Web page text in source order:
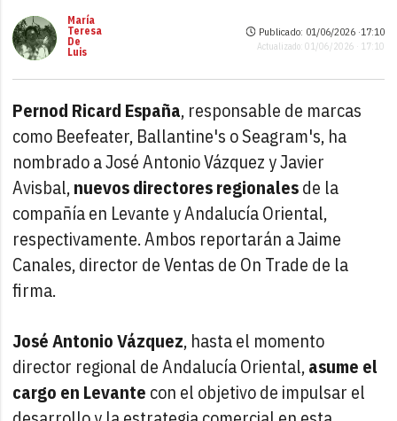
María
Teresa
De
Luis
Publicado: 01/06/2026 ·17:10
Actualizado: 01/06/2026 · 17:10
Pernod Ricard España, responsable de marcas
como Beefeater, Ballantine's o Seagram's, ha
nombrado a José Antonio Vázquez y Javier
Avisbal,nuevos directores regionalesde la
compañía en Levante y Andalucía Oriental,
respectivamente. Ambos reportarán a Jaime
Canales, director de Ventas de On Trade de la
firma.
José Antonio Vázquez, hasta el momento
director regional de Andalucía Oriental,asume el
cargo en Levante con el objetivo de impulsar el